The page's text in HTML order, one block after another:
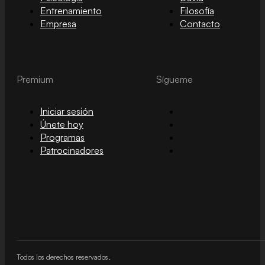
Entrenamiento
Empresa
Filosofía
Contacto
Premium
Iniciar sesión
Únete hoy
Programas
Patrocinadores
Sígueme
Todos los derechos reservados.